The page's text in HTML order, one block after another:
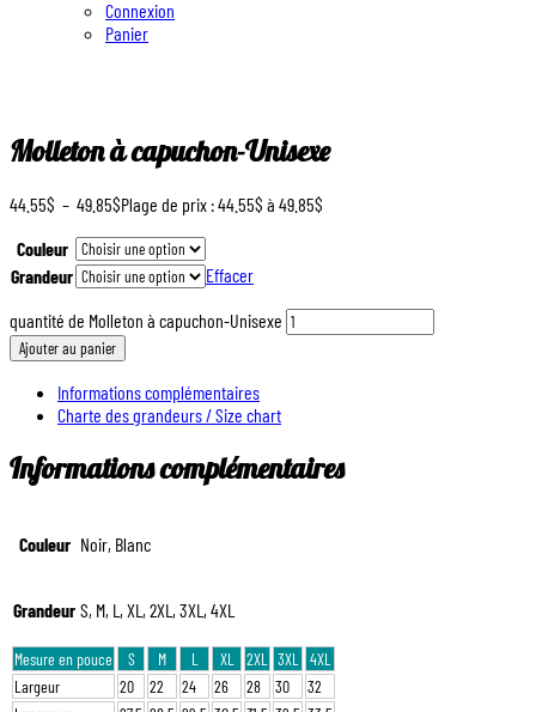
Connexion
Panier
Molleton à capuchon-Unisexe
44.55$ – 49.85$Plage de prix : 44.55$ à 49.85$
Couleur
Grandeur
Effacer
quantité de Molleton à capuchon-Unisexe
Ajouter au panier
Informations complémentaires
Charte des grandeurs / Size chart
Informations complémentaires
Couleur Noir, Blanc
Grandeur S, M, L, XL, 2XL, 3XL, 4XL
Mesure en pouce S M L XL 2XL 3XL
4XL
Largeur
20 22 24 26 28 30
32